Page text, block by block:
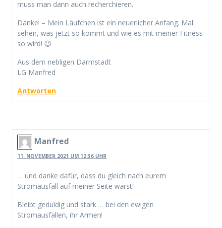
muss man dann auch recherchieren.
Danke! – Mein Läufchen ist ein neuerlicher Anfang. Mal
sehen, was jetzt so kommt und wie es mit meiner Fitness
so wird! 😉
Aus dem nebligen Darmstadt
LG Manfred
Antworten
Manfred
11. NOVEMBER 2021 UM 12:36 UHR
… und danke dafür, dass du gleich nach eurem
Stromausfall auf meiner Seite warst!
Bleibt geduldig und stark … bei den ewigen
Stromausfällen, ihr Armen!